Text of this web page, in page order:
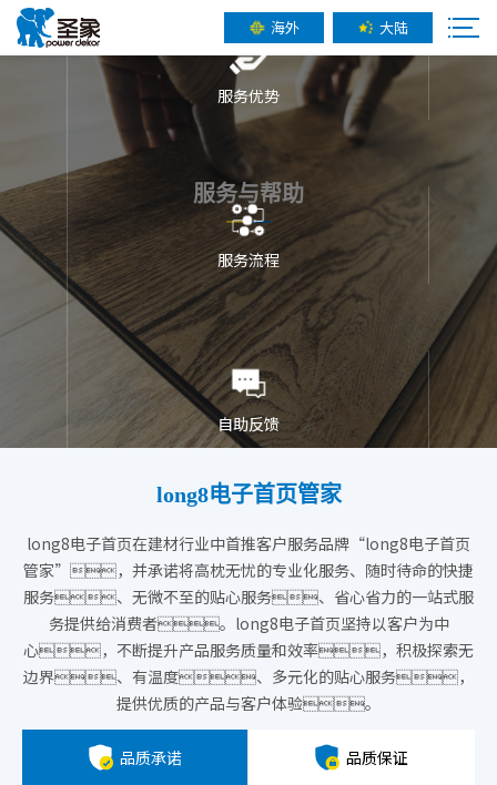
海外 大陆
服务与帮助
服务优势
服务流程
自助反馈
long8电子首页管家
long8电子首页在建材行业中首推客户服务品牌“long8电子首页
管家”，并承诺将高枕无忧的专业化服务、随时待命的快捷
服务、无微不至的贴心服务、省心省力的一站式服
务提供给消费者。 long8电子首页坚持以客户为中
心，不断提升产品服务质量和效率，积极探索无
边界、有温度、多元化的贴心服务，
提供优质的产品与客户体验。
品质承诺 品质保证